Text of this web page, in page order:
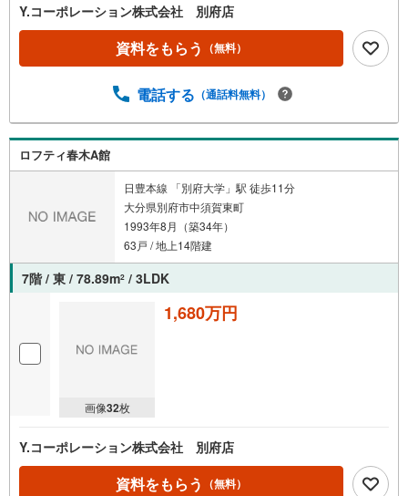
Y.コーポレーション株式会社 別府店
資料をもらう （無料）
電話する （通話料無料）
ロフティ春木A館
日豊本線 「別府大学」駅 徒歩11分
大分県別府市中須賀東町
1993年8月（築34年）
63戸 / 地上14階建
7階 / 東 / 78.89m2 / 3LDK
画像32枚
1,680万円
Y.コーポレーション株式会社 別府店
資料をもらう （無料）